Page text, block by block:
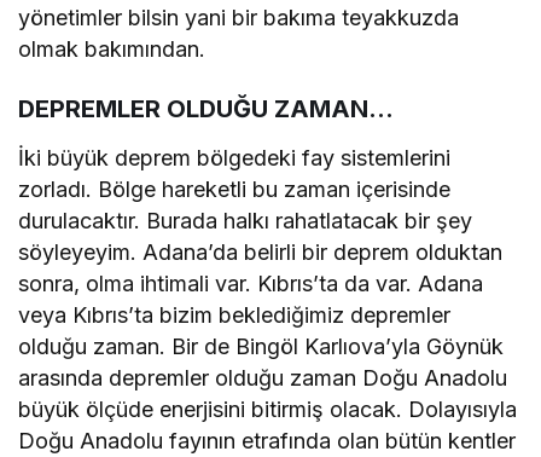
yönetimler bilsin yani bir bakıma teyakkuzda
olmak bakımından.
DEPREMLER OLDUĞU ZAMAN…
İki büyük deprem bölgedeki fay sistemlerini
zorladı. Bölge hareketli bu zaman içerisinde
durulacaktır. Burada halkı rahatlatacak bir şey
söyleyeyim. Adana’da belirli bir deprem olduktan
sonra, olma ihtimali var. Kıbrıs’ta da var. Adana
veya Kıbrıs’ta bizim beklediğimiz depremler
olduğu zaman. Bir de Bingöl Karlıova’yla Göynük
arasında depremler olduğu zaman Doğu Anadolu
büyük ölçüde enerjisini bitirmiş olacak. Dolayısıyla
Doğu Anadolu fayının etrafında olan bütün kentler